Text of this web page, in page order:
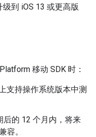
到 iOS 13 或更高版
移动 SDK 时：
支持操作系统版本中测
的 12 个月内，将来
容。